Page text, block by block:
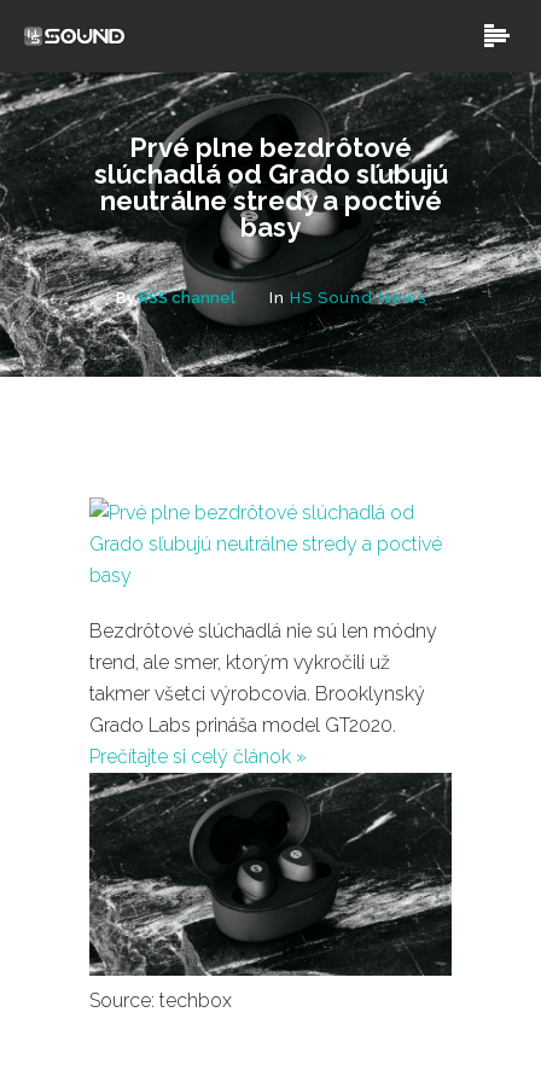
Prvé plne bezdrôtové
slúchadlá od Grado sľubujú
neutrálne stredy a poctivé
basy
ByRSS channel In HS Sound News
Bezdrôtové slúchadlá nie sú len módny
trend, ale smer, ktorým vykročili už
takmer všetci výrobcovia. Brooklynský
Grado Labs prináša model GT2020.
Prečítajte si celý článok »
Source: techbox